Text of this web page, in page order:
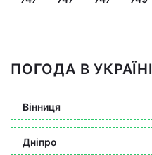
ПОГОДА В УКРАЇНІ
Вінниця
Дніпро